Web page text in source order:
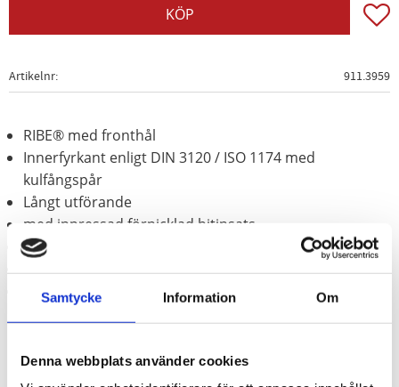
Samtycke Information Om
Denna webbplats använder cookies
KÖP
Artikelnr 911.3959
RIBE® med fronthål
Innerfyrkant enligt DIN 3120 / ISO 1174 med
kulfångspår
Långt utförande
med inpressad förnicklad bitinsats
för manuell hantering
Matt satinerat
Krom vanadium